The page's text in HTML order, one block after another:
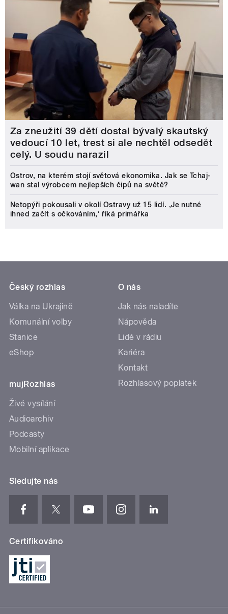
Za zneužití 39 dětí dostal bývalý skautský
vedoucí 10 let, trest si ale nechtěl odsedět
celý. U soudu narazil
Ostrov, na kterém stojí světová ekonomika. Jak se Tchaj-
wan stal výrobcem nejlepších čipů na světě?
Netopýři pokousali v okolí Ostravy už 15 lidí. ‚Je nutné
ihned začít s očkováním,‘ říká primářka
Český rozhlas
Válka na Ukrajině
Komunální volby
Stanice
eShop
mujRozhlas
Živé vysílání
Audioarchiv
Podcasty
Mobilní aplikace
O nás
Jak nás naladíte
Nápověda
Lidé v rádiu
Kariéra
Kontakt
Rozhlasový poplatek
Sledujte nás
Certifikováno